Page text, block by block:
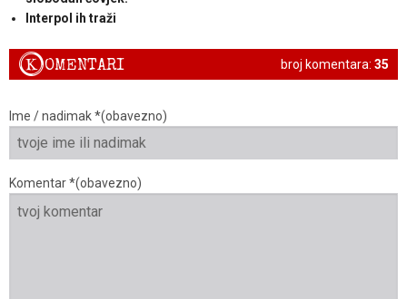
Interpol ih traži
broj komentara: 35
KOMENTARI
Ime / nadimak *(obavezno)
Komentar *(obavezno)